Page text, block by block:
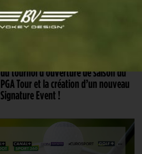
du tournoi d’ouverture de saison du
PGA Tour et la création d’un nouveau
Signature Event !